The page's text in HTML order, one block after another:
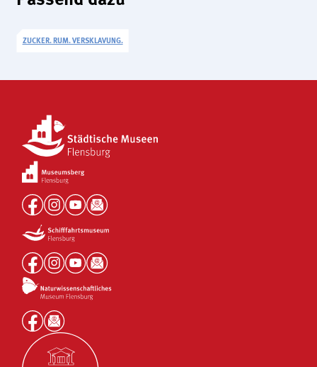
ZUCKER. RUM. VERSKLAVUNG.